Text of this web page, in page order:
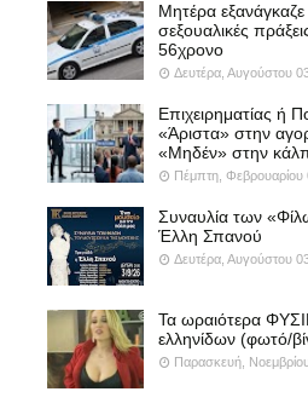
Μητέρα εξανάγκαζε
σεξουαλικές
56χρονο
Δευτέρα, Αυγούστου
Επιχειρηματίας ή
«Άριστα» στην
«Μηδέν» στην
Πέμπτη, Φεβρουαρίου
Συναυλία των
Έλλη Σπανού
Δευτέρα, Αυγούστου
Τα ωραιότερα
ελληνίδων (φωτό/
Παρασκευή,